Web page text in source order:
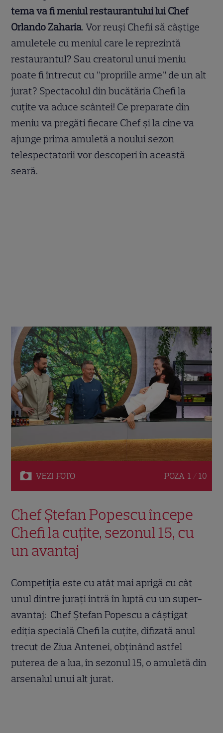
tema va fi meniul restaurantului lui Chef
Orlando Zaharia. Vor reuși Chefii să câștige
amuletele cu meniul care le reprezintă
restaurantul? Sau creatorul unui meniu
poate fi întrecut cu ”propriile arme” de un alt
jurat? Spectacolul din bucătăria Chefi la
cuțite va aduce scântei! Ce preparate din
meniu va pregăti fiecare Chef și la cine va
ajunge prima amuletă a noului sezon
telespectatorii vor descoperi în această
seară.
VEZI FOTO POZA 1 / 10
Chef Ștefan Popescu începe
Chefi la cuțite, sezonul 15, cu
un avantaj
Competiția este cu atât mai aprigă cu cât
unul dintre jurați intră în luptă cu un super-
avantaj: Chef Ștefan Popescu a câștigat
ediția specială Chefi la cuțite, difizată anul
trecut de Ziua Antenei, obținând astfel
puterea de a lua, în sezonul 15, o amuletă din
arsenalul unui alt jurat.